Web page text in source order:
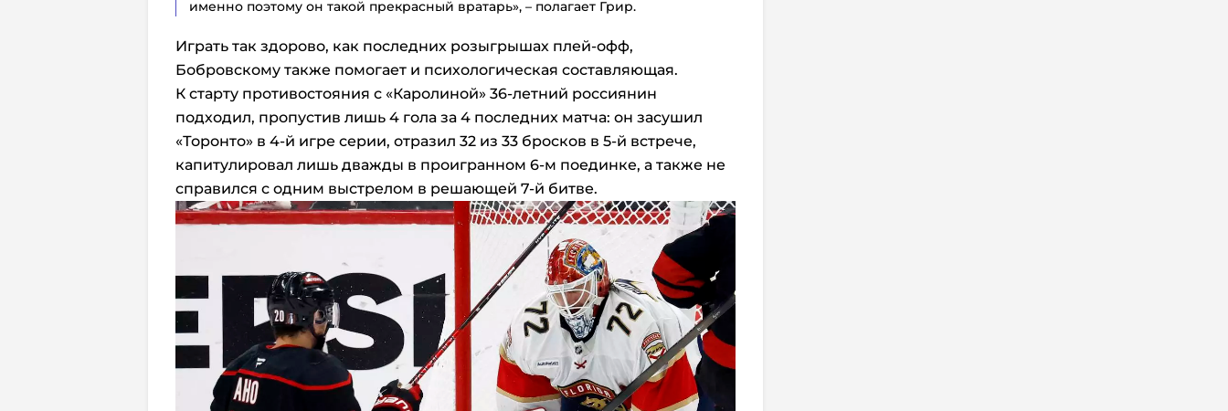
именно поэтому он такой прекрасный вратарь», – полагает Грир.
Играть так здорово, как последних розыгрышах плей-офф,
Бобровскому также помогает и психологическая составляющая.
К старту противостояния с «Каролиной» 36-летний россиянин
подходил, пропустив лишь 4 гола за 4 последних матча: он засушил
«Торонто» в 4-й игре серии, отразил 32 из 33 бросков в 5-й встрече,
капитулировал лишь дважды в проигранном 6-м поединке, а также не
справился с одним выстрелом в решающей 7-й битве.